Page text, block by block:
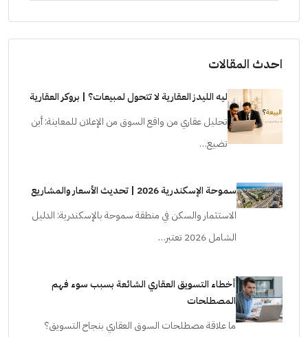
احدث المقالات
ليه الليدز العقارية لا تتحول لمبيعات؟ | بروكر العقارية
تحليل عقاري من واقع السوق من الإعلان للمعاينة: أين
تضيع…
سموحة الإسكندرية 2026 | تحديث الأسعار والمشاريع
الاستثمار والسكن في منطقة سموحة بالإسكندرية: الدليل
الشامل 2026 تعتبر…
أخطاء التسويق العقاري الشائعة بسبب سوء فهم
المصطلحات
ما علاقة مصطلحات السوق العقاري بنجاح التسويق؟